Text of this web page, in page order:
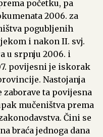
početku, pa
2006. za
pogubljenih
i nakon II. svj.
u srpnju 2006. i
povijesni je iskorak
Nastojanja
ta povijesna
mučeništva prema
Čini se
braća jednoga dana